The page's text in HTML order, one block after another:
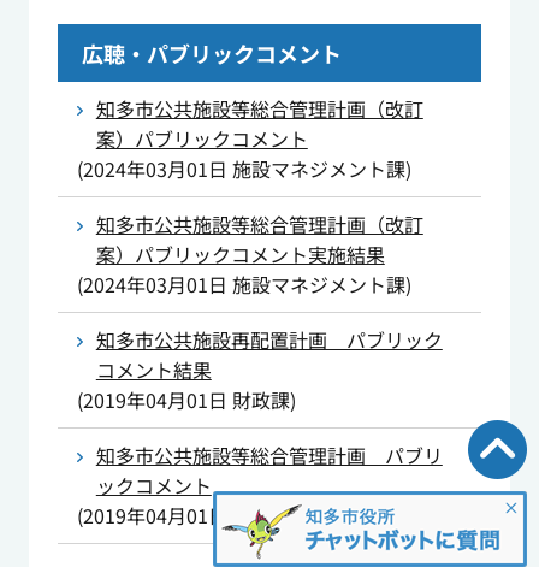
広聴・パブリックコメント
知多市公共施設等総合管理計画（改訂
案）パブリックコメント
(2024年03月01日 施設マネジメント課)
知多市公共施設等総合管理計画（改訂
案）パブリックコメント実施結果
(2024年03月01日 施設マネジメント課)
知多市公共施設再配置計画 パブリック
コメント結果
(2019年04月01日 財政課)
知多市公共施設等総合管理計画 パブリ
ックコメント
(2019年04月01日 財政課)